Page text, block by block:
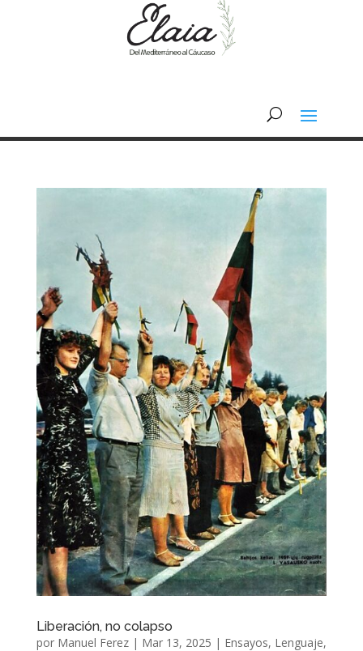
Liberación, no colapso
por Manuel Ferez| Mar 13, 2025 | Ensayos, Lenguaje,